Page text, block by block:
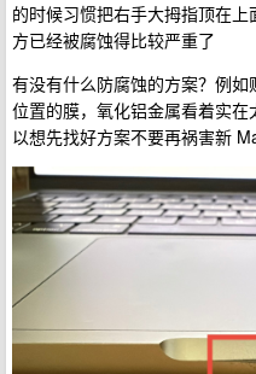
的时候习惯把右手大拇指顶在
方已经被腐蚀得比较严重了
有没有什么防腐蚀的方案？例
位置的膜，氧化铝金属看着实
以想先找好方案不要再祸害新